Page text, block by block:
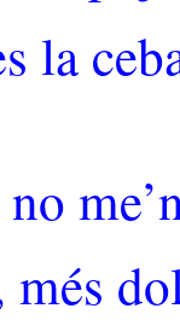
la